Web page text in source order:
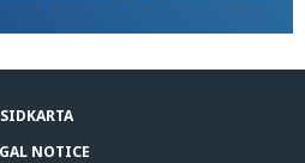
SIDKARTA
NOTICE